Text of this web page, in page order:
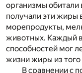
организмы обитали
получали эти жиры
морепродукты,
животных. Каждый
способностей мог
жизни жиры из того
В сравнении с